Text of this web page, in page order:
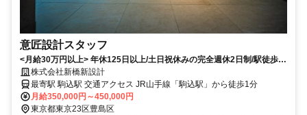
意匠設計スタッフ
<月給30万円以上> 年休125日以上/土日祝休みの完全週休2日制/駅徒歩1
分◎株式会社新橋新設計
最寄駅 駒込駅 交通アクセス JR山手線「駒込駅」から徒歩1分
月給350,000円～450,000円
東京都東京23区豊島区